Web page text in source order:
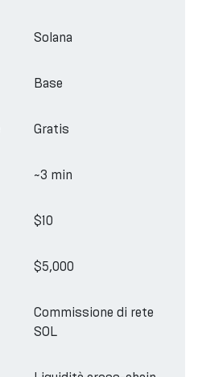
Solana
Base
Gratis
~3 min
$10
$5,000
Commissione di rete
SOL